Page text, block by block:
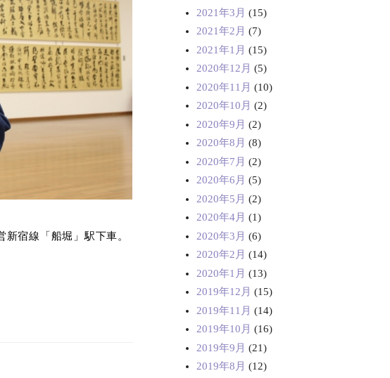
新宿線「船堀」駅下車。
2021年3月 (15)
2021年2月 (7)
2021年1月 (15)
2020年12月 (5)
2020年11月 (10)
2020年10月 (2)
2020年9月 (2)
2020年8月 (8)
2020年7月 (2)
2020年6月 (5)
2020年5月 (2)
2020年4月 (1)
2020年3月 (6)
2020年2月 (14)
2020年1月 (13)
2019年12月 (15)
2019年11月 (14)
2019年10月 (16)
2019年9月 (21)
2019年8月 (12)